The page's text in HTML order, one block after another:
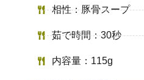
相性：豚骨スープ
茹で時間：30秒
内容量：115g